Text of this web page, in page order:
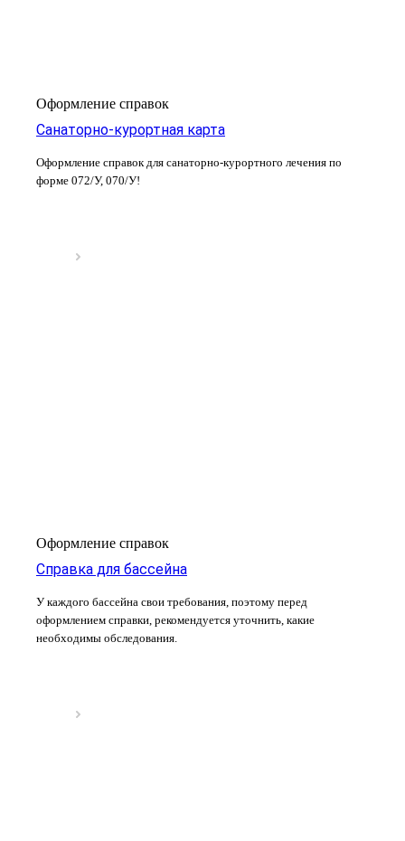
Оформление справок
Санаторно-курортная карта
Оформление справок для санаторно-курортного лечения по
форме 072/У, 070/У!
Оформление справок
Справка для бассейна
У каждого бассейна свои требования, поэтому перед
оформлением справки, рекомендуется уточнить, какие
необходимы обследования.